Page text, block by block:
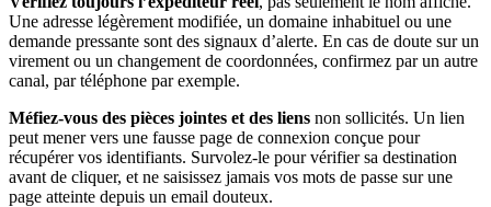
Une adresse légèrement modifiée, un domaine inhabituel ou une
demande pressante sont des signaux d’alerte. En cas de doute sur un
virement ou un changement de coordonnées, confirmez par un autre
canal, par téléphone par exemple.
Méfiez-vous des pièces jointes et des liens non sollicités. Un lien
peut mener vers une fausse page de connexion conçue pour
récupérer vos identifiants. Survolez-le pour vérifier sa destination
avant de cliquer, et ne saisissez jamais vos mots de passe sur une
page atteinte depuis un email douteux.